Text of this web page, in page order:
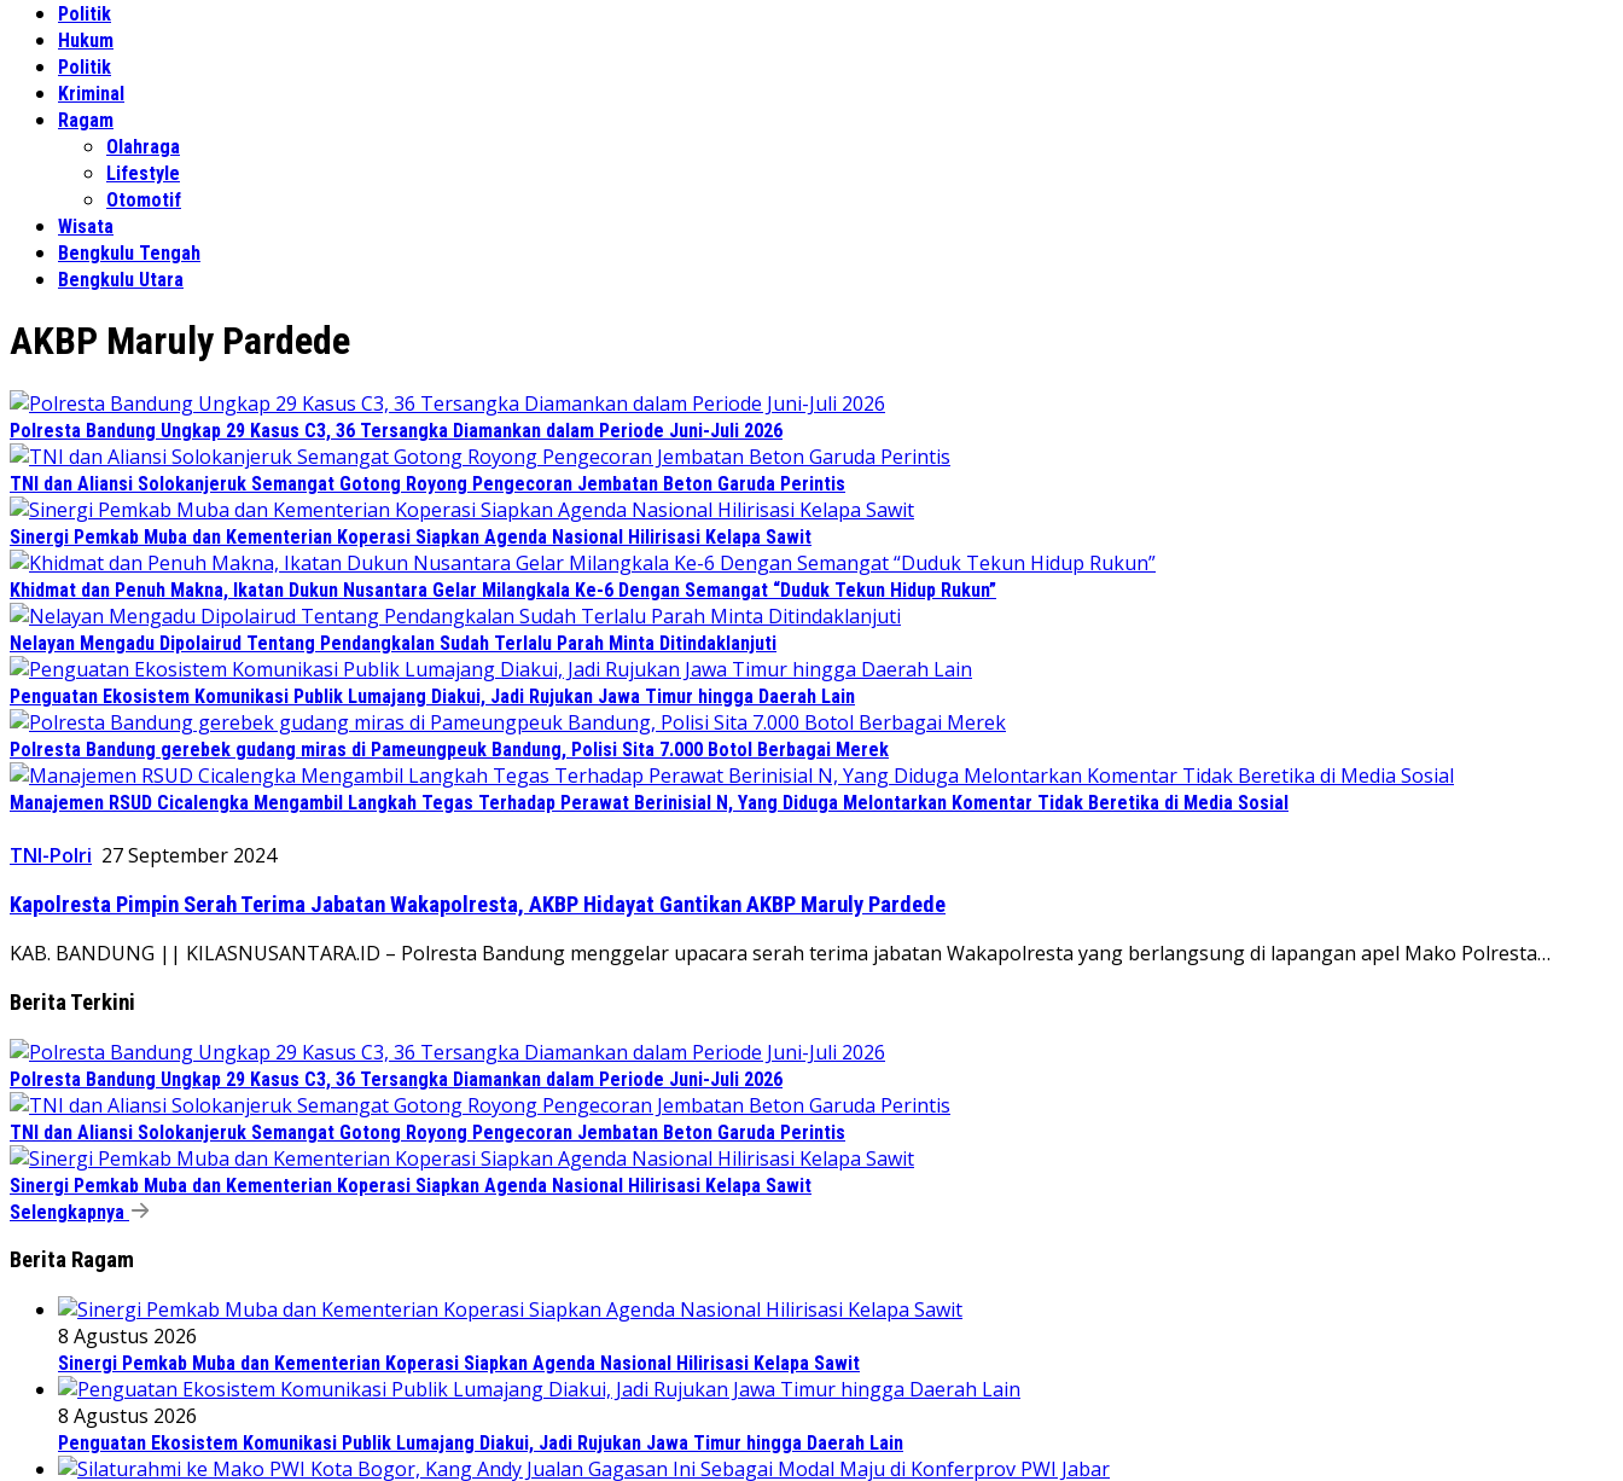
Politik
Hukum
Politik
Kriminal
Ragam
Olahraga
Lifestyle
Otomotif
Wisata
Bengkulu Tengah
Bengkulu Utara
AKBP Maruly Pardede
Polresta Bandung Ungkap 29 Kasus C3, 36 Tersangka Diamankan dalam Periode Juni-Juli 2026
TNI dan Aliansi Solokanjeruk Semangat Gotong Royong Pengecoran Jembatan Beton Garuda Perintis
Sinergi Pemkab Muba dan Kementerian Koperasi Siapkan Agenda Nasional Hilirisasi Kelapa Sawit
Khidmat dan Penuh Makna, Ikatan Dukun Nusantara Gelar Milangkala Ke-6 Dengan Semangat “Duduk Tekun Hidup Rukun”
Nelayan Mengadu Dipolairud Tentang Pendangkalan Sudah Terlalu Parah Minta Ditindaklanjuti
Penguatan Ekosistem Komunikasi Publik Lumajang Diakui, Jadi Rujukan Jawa Timur hingga Daerah Lain
Polresta Bandung gerebek gudang miras di Pameungpeuk Bandung, Polisi Sita 7.000 Botol Berbagai Merek
Manajemen RSUD Cicalengka Mengambil Langkah Tegas Terhadap Perawat Berinisial N, Yang Diduga Melontarkan Komentar Tidak Beretika di Media Sosial
TNI-Polri 27 September 2024
Kapolresta Pimpin Serah Terima Jabatan Wakapolresta, AKBP Hidayat Gantikan AKBP Maruly Pardede
KAB. BANDUNG || KILASNUSANTARA.ID – Polresta Bandung menggelar upacara serah terima jabatan Wakapolresta yang berlangsung di lapangan apel Mako Polresta…
Berita Terkini
Polresta Bandung Ungkap 29 Kasus C3, 36 Tersangka Diamankan dalam Periode Juni-Juli 2026
TNI dan Aliansi Solokanjeruk Semangat Gotong Royong Pengecoran Jembatan Beton Garuda Perintis
Sinergi Pemkab Muba dan Kementerian Koperasi Siapkan Agenda Nasional Hilirisasi Kelapa Sawit
Selengkapnya
Berita Ragam
8 Agustus 2026
Sinergi Pemkab Muba dan Kementerian Koperasi Siapkan Agenda Nasional Hilirisasi Kelapa Sawit
8 Agustus 2026
Penguatan Ekosistem Komunikasi Publik Lumajang Diakui, Jadi Rujukan Jawa Timur hingga Daerah Lain